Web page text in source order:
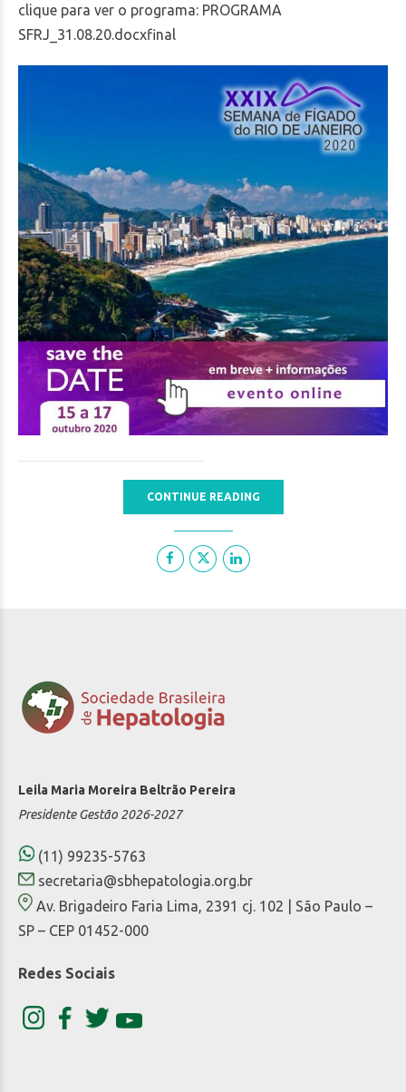
clique para ver o programa: PROGRAMA
SFRJ_31.08.20.docxfinal
CONTINUE READING
Leila Maria Moreira Beltrão Pereira
Presidente Gestão 2026-2027
(11) 99235-5763
secretaria@sbhepatologia.org.br
Av. Brigadeiro Faria Lima, 2391 cj. 102 | São Paulo –
SP – CEP 01452-000
Redes Sociais